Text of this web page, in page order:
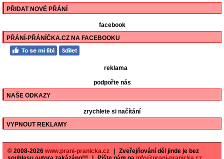
PŘIDAT NOVÉ PŘÁNÍ
facebook
PŘÁNÍ-PŘÁNÍČKA.CZ NA FACEBOOKU
reklama
podpořte nás
NAŠE ODKAZY
zrychlete si načítání
VYPNOUT REKLAMY
© 2008-2026 www.prani-pranicka.cz
Zveřejňování děl jinde je bez